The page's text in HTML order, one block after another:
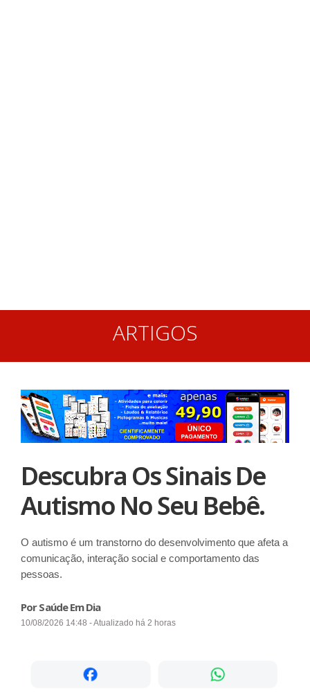
ARTIGOS
Descubra Os Sinais De
Autismo No Seu Bebê.
O autismo é um transtorno do desenvolvimento que afeta a
comunicação, interação social e comportamento das
pessoas.
Por Saúde Em Dia
10/08/2026 14:48 - Atualizado há 2 horas